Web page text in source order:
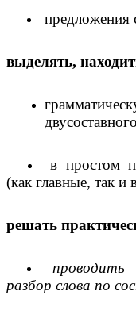
предложения
выделять,
в простом
(как главные, так и
решать
проводить
разбор слова по